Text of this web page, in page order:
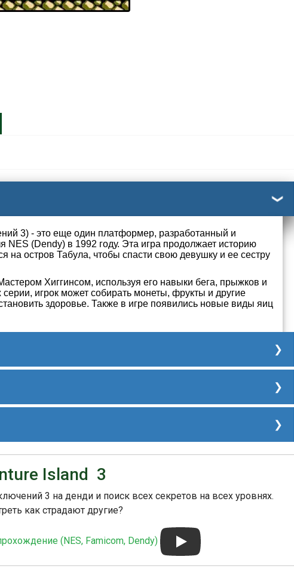
3) - это еще один платформер, разработанный и
(Dendy) в 1992 году. Эта игра продолжает историю
на остров Табула, чтобы спасти свою девушку и ее сестру
Хиггинсом, используя его навыки бега, прыжков и
игрок может собирать монеты, фрукты и другие
здоровье. Также в игре появились новые виды яиц
всех уровней. Например, код "7272" дает игроку 99
отзывы от критиков и игроков, которые
и геймплей по сравнению с предыдущими играми
Island 3
3 на денди и поиск всех секретов на всех уровнях.
как страдают другие?
(NES, Famicom, Dendy)